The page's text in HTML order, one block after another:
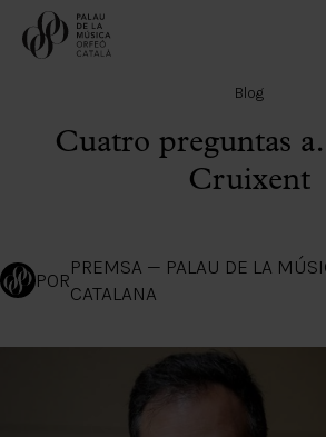
Blog
Cuatro preguntas
Cruixent
POR
PREMSA — PALAU DE LA
CATALANA